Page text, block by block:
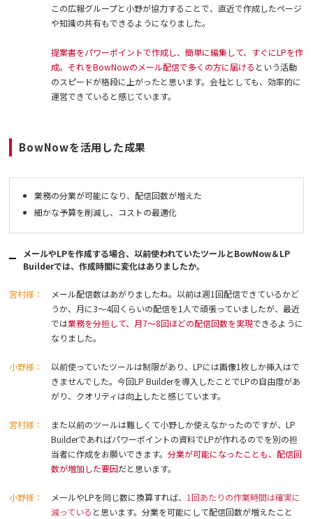
この広報グループと小野が協力することで、直近で作成したページ
や知識の共有もできるようになりました。
提案書をパワーポイントで作成し、簡単に編集して、すぐにLPを作
成。それをBowNowのメール配信で多くの方に届ける という活動
のスピードが格段に上がったと思います。会社としても、効率的に
運営できていると感じています。
BowNowを活用した成果
業務の分業が可能になり、配信回数が増えた
細かな予算を削減し、コストの最適化
メールやLPを作成する場合、以前使われていたツールとBowNow＆LP
Builderでは、作成時間に変化はありましたか。
宮村様：
メール配信数はあがりましたね。以前は週1回配信できているかど
うか、月に3〜4回くらいの配信を1人で頑張っていましたが、最近
では業務を分担して、月7〜8回ほどの配信回数を実現できるように
なりました。
小野様：
以前使っていたツールは制限があり、LPには画像1枚しか挿入はで
きませんでした。今回LP Builderを導入したことでLPの自由度があ
がり、クオリティは向上したと感じています。
宮村様：
また以前のツールは難しくて小野しか使えなかったのですが、LP
Builderであればパワーポイントの資料でLPが作れるのでを別の担
当者に作成をお願いできます。分業が可能になったことも、配信回
数が増加した要因だと思います。
小野様： メールやLPを同じ数に換算すれば、 1回あたりの作業時間は確実に
減っている と思います。分業を可能にして配信回数が増えたこと